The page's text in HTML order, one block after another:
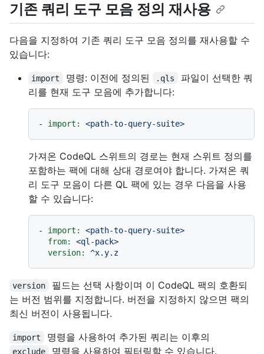
기존 쿼리 도구 모음 정의 재사용
다음을 지정하여 기존 쿼리 도구 모음 정의를 재사용할 수
있습니다:
import 명령: 이전에 정의된 .qls
파일이 선택한 쿼
리를 현재 도구 모음에 추가합니다:
- import: <path-to-query-suite>
가져온 CodeQL 스위트의 경로는 현재 스위트 정의를
포함하는 팩에 대해 상대 경로여야 합니다. 가져온 쿼
리 도구 모음이 다른 QL 팩에 있는 경우 다음을 사용
할 수 있습니다:
- import:
<path-to-query-suite>
from:
<ql-pack>
version:
^x.y.z
version
필드는 선택 사항이며 이 CodeQL 팩의 호환되
는 버전 범위를 지정합니다. 버전을 지정하지 않으면 팩의
최신 버전이 사용됩니다.
import 명령을 사용하여 추가된 쿼리는 이후의
exclude 명령을 사용하여 필터링할 수 있습니다.